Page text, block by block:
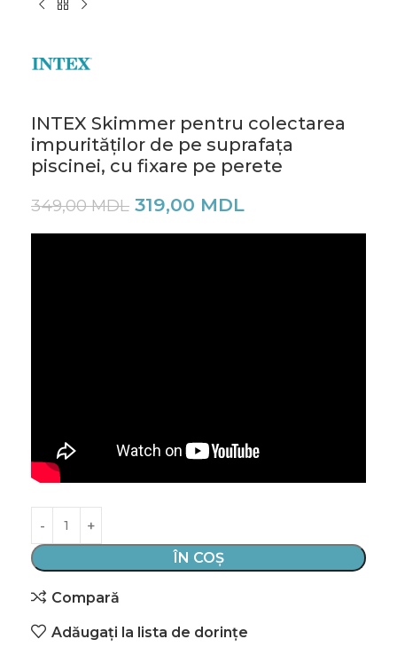
INTEX Skimmer pentru colectarea
impurităților de pe suprafața
piscinei, cu fixare pe perete
349,00MDL 319,00 MDL
ÎN COȘ
Compară
Adăugați la lista de dorințe